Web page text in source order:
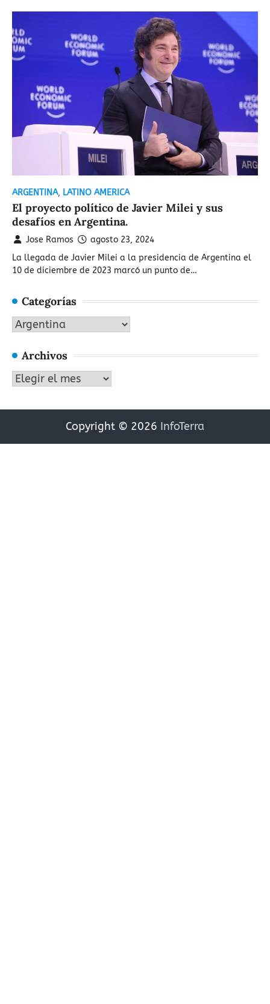
ARGENTINA, LATINO AMERICA
El proyecto político de Javier Milei y sus
desafíos en Argentina.
Jose Ramos
agosto 23, 2024
La llegada de Javier Milei a la presidencia de Argentina el
10 de diciembre de 2023 marcó un punto de…
Categorías
Categorías
Archivos
Archivos
Copyright © 2026 InfoTerra